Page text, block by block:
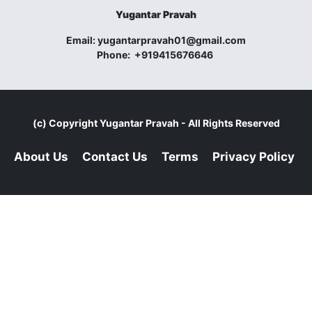
Yugantar Pravah
Email:yugantarpravah01@gmail.com
Phone: +919415676646
(c) CopyrightYugantar Pravah - All Rights Reserved
About Us Contact Us Terms Privacy Policy